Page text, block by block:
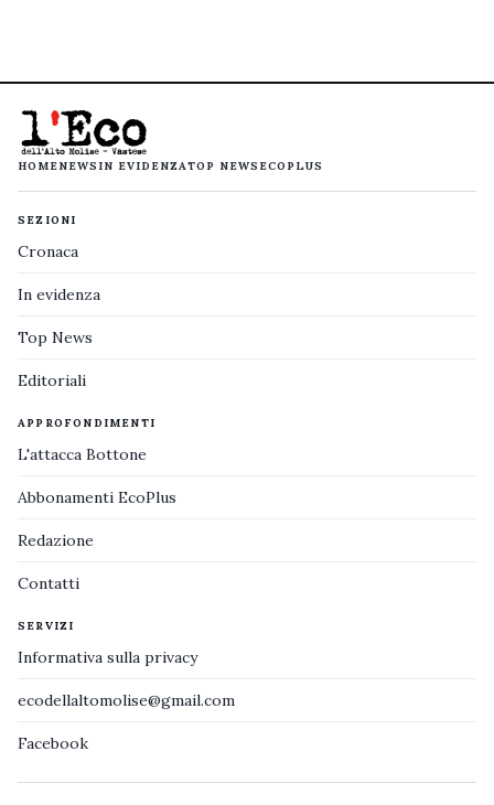
HOMENEWS IN EVIDENZATOP NEWS ECOPLUS
SEZIONI
Cronaca
In evidenza
Top News
Editoriali
APPROFONDIMENTI
L'attacca Bottone
Abbonamenti EcoPlus
Redazione
Contatti
SERVIZI
Informativa sulla privacy
ecodellaltomolise@gmail.com
Facebook